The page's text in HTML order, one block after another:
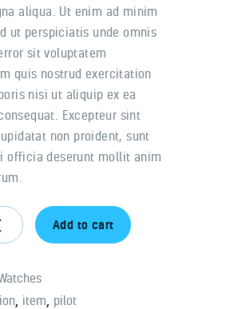
aliqua. Ut enim ad minim
ut perspiciatis unde omnis
sit voluptatem
quis nostrud exercitation
nisi ut aliquip ex ea
Excepteur sint
non proident, sunt
officia deserunt mollit anim
Add to cart
item pilot